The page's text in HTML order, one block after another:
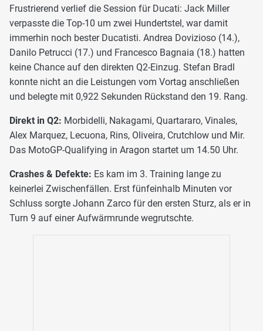
Frustrierend verlief die Session für Ducati: Jack Miller
verpasste die Top-10 um zwei Hundertstel, war damit
immerhin noch bester Ducatisti. Andrea Dovizioso (14.),
Danilo Petrucci (17.) und Francesco Bagnaia (18.) hatten
keine Chance auf den direkten Q2-Einzug. Stefan Bradl
konnte nicht an die Leistungen vom Vortag anschließen
und belegte mit 0,922 Sekunden Rückstand den 19. Rang.
Direkt in Q2: Morbidelli, Nakagami, Quartararo, Vinales,
Alex Marquez, Lecuona, Rins, Oliveira, Crutchlow und Mir.
Das MotoGP-Qualifying in Aragon startet um 14.50 Uhr.
Crashes & Defekte: Es kam im 3. Training lange zu
keinerlei Zwischenfällen. Erst fünfeinhalb Minuten vor
Schluss sorgte Johann Zarco für den ersten Sturz, als er in
Turn 9 auf einer Aufwärmrunde wegrutschte.